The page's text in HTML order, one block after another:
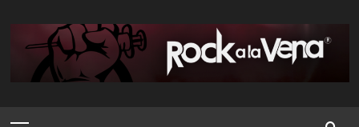
contenido